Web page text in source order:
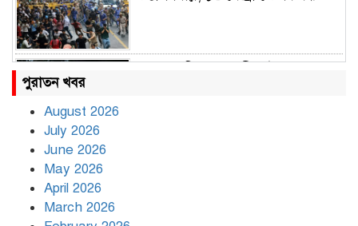
পুরাতন খবর
August 2026
July 2026
June 2026
May 2026
April 2026
March 2026